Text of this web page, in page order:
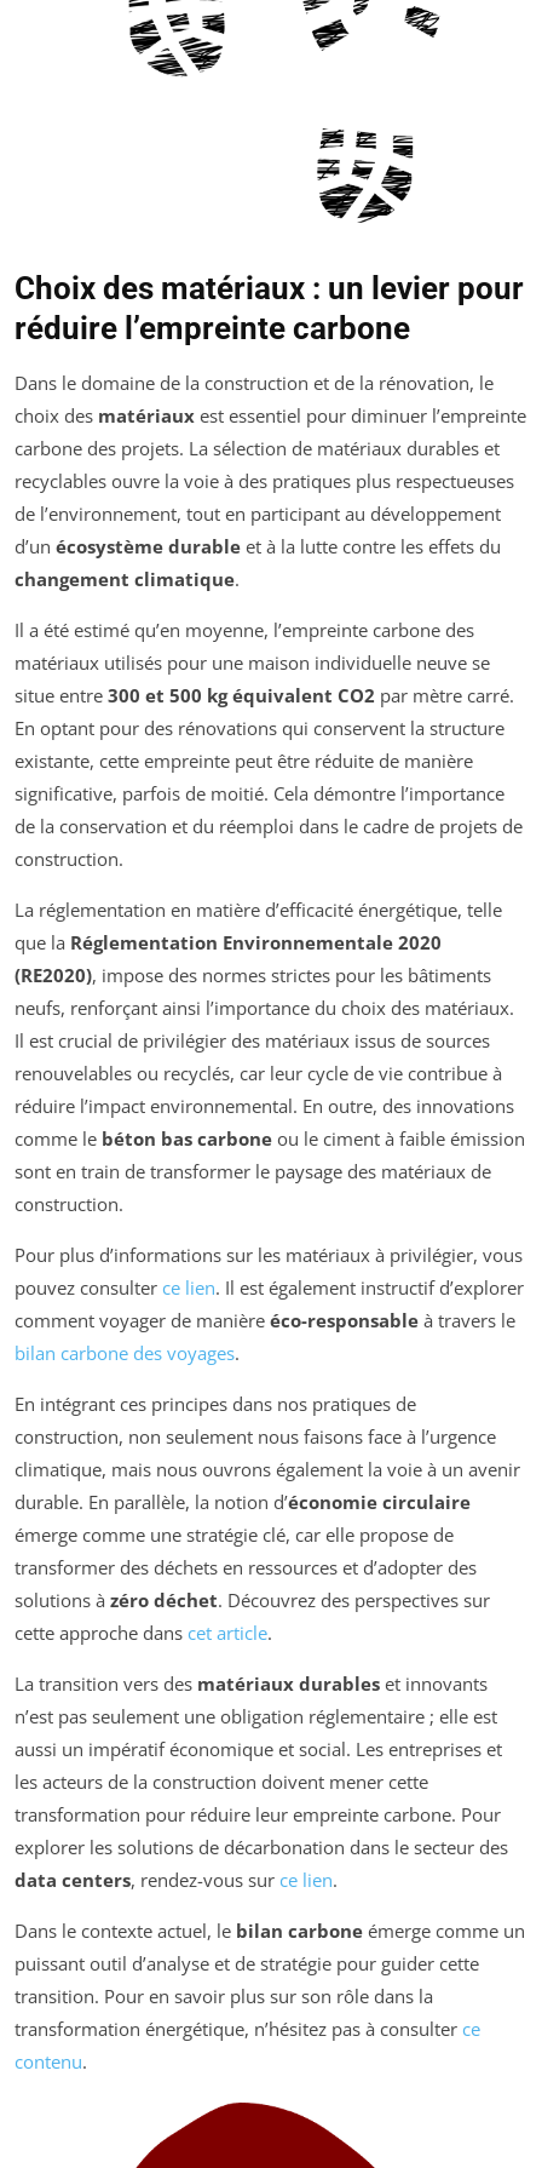
Choix des matériaux : un levier pour
réduire l’empreinte carbone
Dans le domaine de la construction et de la rénovation, le
choix des matériaux est essentiel pour diminuer l’empreinte
carbone des projets. La sélection de matériaux durables et
recyclables ouvre la voie à des pratiques plus respectueuses
de l’environnement, tout en participant au développement
d’un écosystème durable et à la lutte contre les effets du
changement climatique.
Il a été estimé qu’en moyenne, l’empreinte carbone des
matériaux utilisés pour une maison individuelle neuve se
situe entre 300 et 500 kg équivalent CO2 par mètre carré.
En optant pour des rénovations qui conservent la structure
existante, cette empreinte peut être réduite de manière
significative, parfois de moitié. Cela démontre l’importance
de la conservation et du réemploi dans le cadre de projets de
construction.
La réglementation en matière d’efficacité énergétique, telle
que la Réglementation Environnementale 2020
(RE2020), impose des normes strictes pour les bâtiments
neufs, renforçant ainsi l’importance du choix des matériaux.
Il est crucial de privilégier des matériaux issus de sources
renouvelables ou recyclés, car leur cycle de vie contribue à
réduire l’impact environnemental. En outre, des innovations
comme le béton bas carbone ou le ciment à faible émission
sont en train de transformer le paysage des matériaux de
construction.
Pour plus d’informations sur les matériaux à privilégier, vous
pouvez consulter ce lien. Il est également instructif d’explorer
comment voyager de manière éco-responsable à travers le
bilan carbone des voyages.
En intégrant ces principes dans nos pratiques de
construction, non seulement nous faisons face à l’urgence
climatique, mais nous ouvrons également la voie à un avenir
durable. En parallèle, la notion d’économie circulaire
émerge comme une stratégie clé, car elle propose de
transformer des déchets en ressources et d’adopter des
solutions à zéro déchet. Découvrez des perspectives sur
cette approche dans cet article.
La transition vers des matériaux durables et innovants
n’est pas seulement une obligation réglementaire ; elle est
aussi un impératif économique et social. Les entreprises et
les acteurs de la construction doivent mener cette
transformation pour réduire leur empreinte carbone. Pour
explorer les solutions de décarbonation dans le secteur des
data centers, rendez-vous sur ce lien.
Dans le contexte actuel, le bilan carbone émerge comme un
puissant outil d’analyse et de stratégie pour guider cette
transition. Pour en savoir plus sur son rôle dans la
transformation énergétique, n’hésitez pas à consulter ce
contenu.